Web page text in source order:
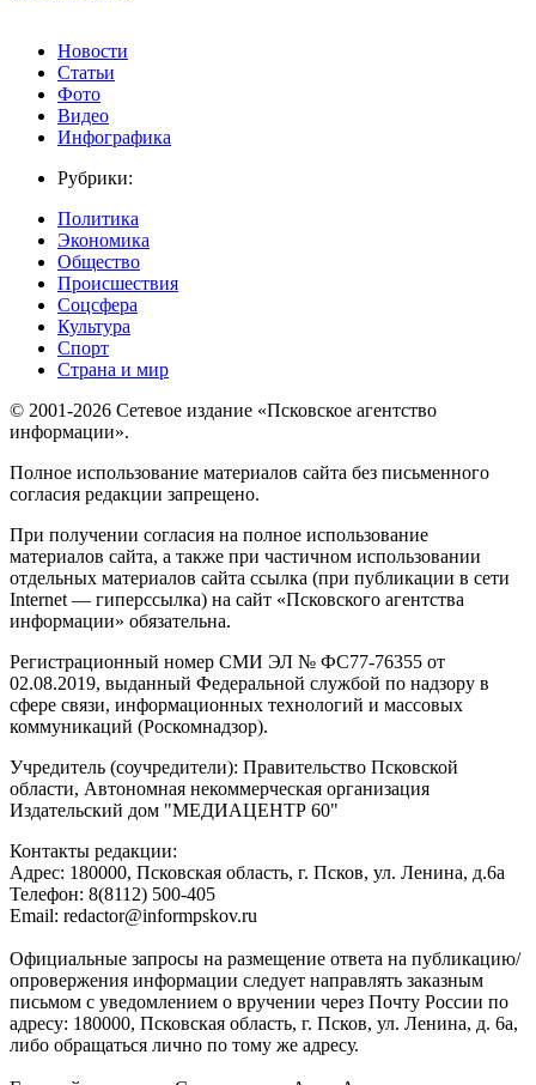
Новости
Статьи
Фото
Видео
Инфографика
Рубрики:
Политика
Экономика
Общество
Происшествия
Соцсфера
Культура
Спорт
Страна и мир
© 2001-2026 Сетевое издание «Псковское агентство
информации».
Полное использование материалов сайта без письменного
согласия редакции запрещено.
При получении согласия на полное использование
материалов сайта, а также при частичном использовании
отдельных материалов сайта ссылка (при публикации в сети
Internet — гиперссылка) на сайт «Псковского агентства
информации» обязательна.
Регистрационный номер СМИ ЭЛ № ФС77-76355 от
02.08.2019, выданный Федеральной службой по надзору в
сфере связи, информационных технологий и массовых
коммуникаций (Роскомнадзор).
Учредитель (соучредители): Правительство Псковской
области, Автономная некоммерческая организация
Издательский дом "МЕДИАЦЕНТР 60"
Контакты редакции:
Адреc: 180000, Псковская область, г. Псков, ул. Ленина, д.6а
Телефон: 8(8112) 500-405
Email: redactor@informpskov.ru
Официальные запросы на размещение ответа на публикацию/
опровержения информации следует направлять заказным
письмом с уведомлением о вручении через Почту России по
адресу: 180000, Псковская область, г. Псков, ул. Ленина, д. 6а,
либо обращаться лично по тому же адресу.